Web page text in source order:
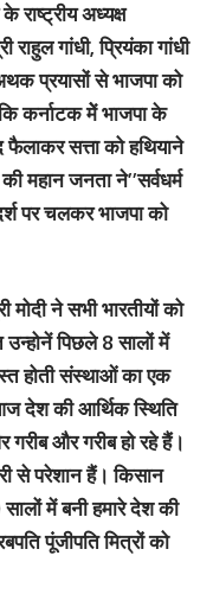
अध्यक्ष
राहुल गांधी, प्रियंका गांधी
प्रयासों से भाजपा को
कर्नाटक मेें भाजपा के
फैलाकर सत्ता को हथियाने
महान जनता ने’’सर्वधर्म
पर चलकर भाजपा को
ने सभी भारतीयों को
उन्होनें पिछले 8 सालों में
होती संस्थाओं का एक
देश की आर्थिक स्थिति
और गरीब हो रहे हैं।
से परेशान हैं। किसान
में बनी हमारे देश की
पूंजीपति मित्रों को